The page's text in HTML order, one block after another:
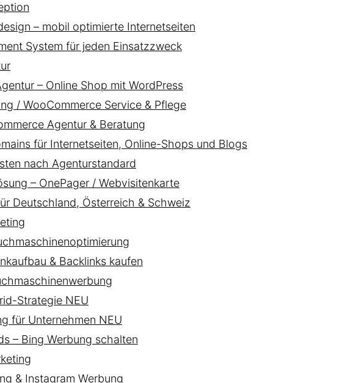
– mobil optimierte Internetseiten
System für jeden Einsatzzweck
– Online Shop mit WordPress
/ WooCommerce Service & Pflege
Agentur & Beratung
für Internetseiten, Online-Shops und Blogs
nach Agenturstandard
– OnePager / Webvisitenkarte
Deutschland, Österreich & Schweiz
& Backlinks kaufen
Strategie NEU
für Unternehmen NEU
– Bing Werbung schalten
& Instagram Werbung